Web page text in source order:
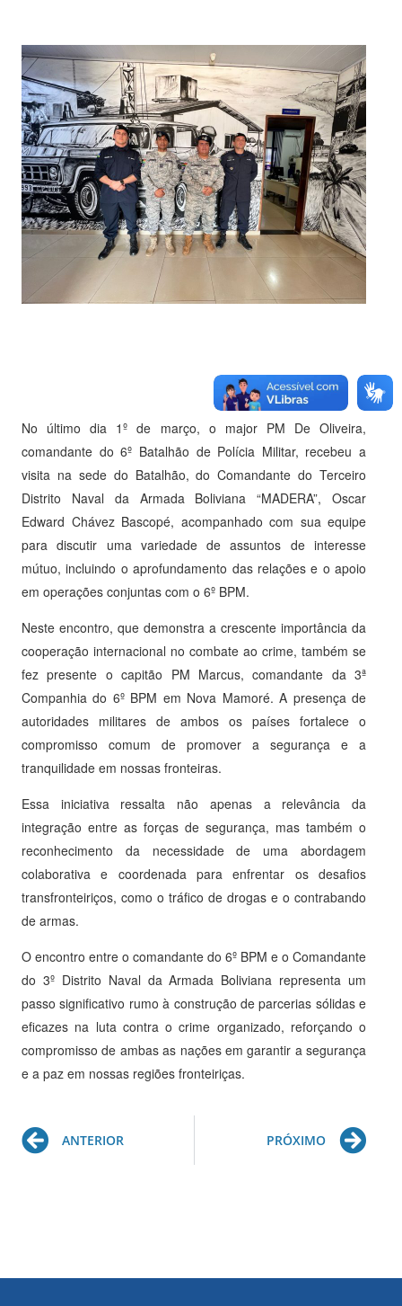
No último dia 1º de março, o major PM De Oliveira,
comandante do 6º Batalhão de Polícia Militar, recebeu a
visita na sede do Batalhão, do Comandante do Terceiro
Distrito Naval da Armada Boliviana “MADERA”, Oscar
Edward Chávez Bascopé, acompanhado com sua equipe
para discutir uma variedade de assuntos de interesse
mútuo, incluindo o aprofundamento das relações e o apoio
em operações conjuntas com o 6º BPM.
Neste encontro, que demonstra a crescente importância da
cooperação internacional no combate ao crime, também se
fez presente o capitão PM Marcus, comandante da 3ª
Companhia do 6º BPM em Nova Mamoré. A presença de
autoridades militares de ambos os países fortalece o
compromisso comum de promover a segurança e a
tranquilidade em nossas fronteiras.
Essa iniciativa ressalta não apenas a relevância da
integração entre as forças de segurança, mas também o
reconhecimento da necessidade de uma abordagem
colaborativa e coordenada para enfrentar os desafios
transfronteiriços, como o tráfico de drogas e o contrabando
de armas.
O encontro entre o comandante do 6º BPM e o Comandante
do 3º Distrito Naval da Armada Boliviana representa um
passo significativo rumo à construção de parcerias sólidas e
eficazes na luta contra o crime organizado, reforçando o
compromisso de ambas as nações em garantir a segurança
e a paz em nossas regiões fronteiriças.
Prev
ANTERIOR PRÓXIMO